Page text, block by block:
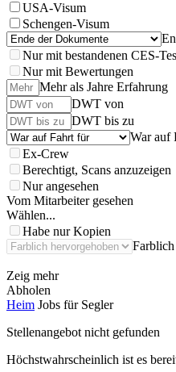
USA-Visum
Schengen-Visum
Nur mit bestandenen CES-
Nur mit Bewertungen
Mehr als Jahre Erfahrung
DWT von
DWT bis zu
War auf
Ex-Crew
Berechtigt, Scans anzuzeigen
Nur angesehen
Vom Mitarbeiter gesehen
Wählen...
Habe nur Kopien
Zeig mehr
Abholen
Heim Jobs für Segler
Stellenangebot nicht gefunden
Höchstwahrscheinlich ist es